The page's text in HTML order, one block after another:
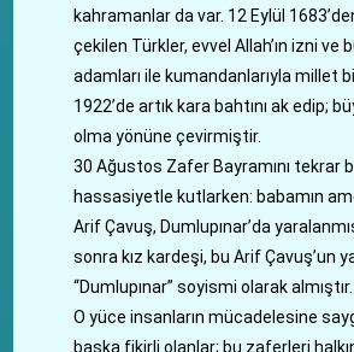
kahramanlar da var. 12 Eylül
çekilen Türkler, evvel Allah’ın izni ve
adamları ile kumandanlarıyla millet
1922’de artık kara bahtını ak edip;
olma yönüne çevirmiştir.
30 Ağustos Zafer Bayramını tekrar
hassasiyetle kutlarken: babamın
Arif Çavuş, Dumlupınar’da
sonra kız kardeşi, bu Arif Çavuş’un
“Dumlupınar” soyismi olarak almıştır.
O yüce insanların mücadelesine
başka fikirli olanlar; bu zaferleri